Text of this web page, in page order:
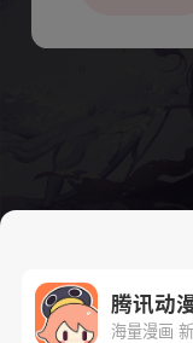
腾讯动
海量漫画